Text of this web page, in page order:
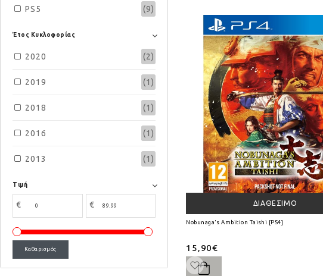
PS5 (9)
Έτος Κυκλοφορίας
2020 (2)
2019 (1)
2018 (1)
2016 (1)
2013 (1)
Τιμή
€ €
Καθαρισμός
ΔΙΑΘΈΣΙΜΟ
Nobunaga's Ambition Taishi [PS4]
15,90€